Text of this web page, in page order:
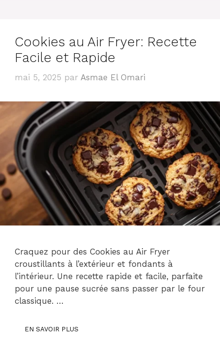
Cookies au Air Fryer: Recette
Facile et Rapide
mai 5, 2025 par Asmae El Omari
Craquez pour des Cookies au Air Fryer
croustillants à l’extérieur et fondants à
l’intérieur. Une recette rapide et facile, parfaite
pour une pause sucrée sans passer par le four
classique. …
EN SAVOIR PLUS